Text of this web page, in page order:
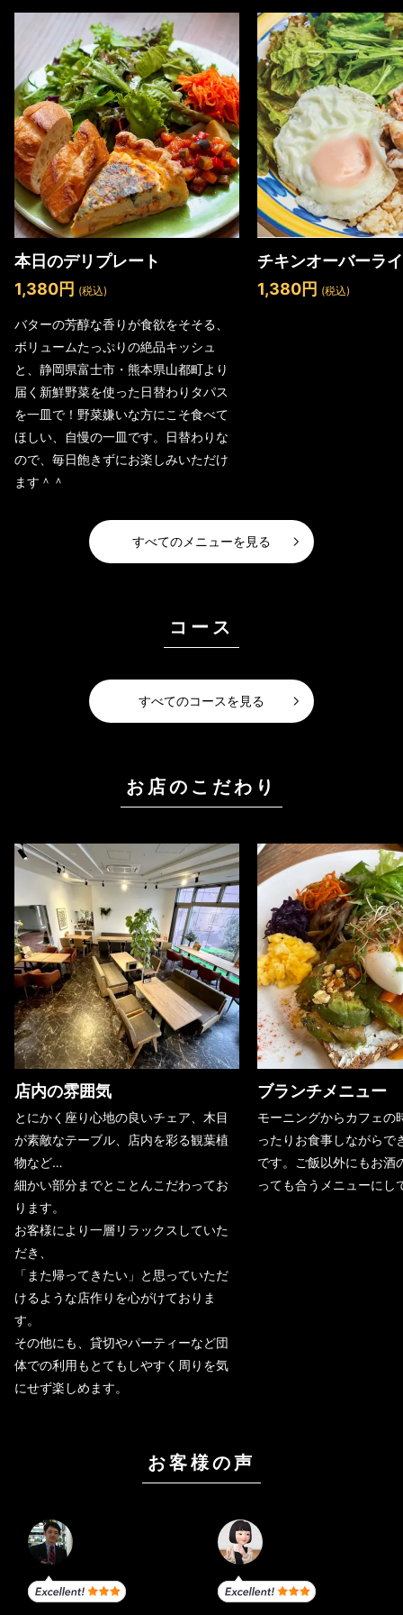
本日のデリプレート
1,380円 (税込)
バターの芳醇な香りが食欲をそそる、
ボリュームたっぷりの絶品キッシュ
と、静岡県富士市・熊本県山都町より
届く新鮮野菜を使った日替わりタパス
を一皿で！野菜嫌いな方にこそ食べて
ほしい、自慢の一皿です。日替わりな
ので、毎日飽きずにお楽しみいただけ
ます＾＾
チキンオーバーラ
1,380円 (税込)
すべてのメニューを見る
コース
すべてのコースを見る
お店のこだわり
店内の雰囲気
とにかく座り心地の良いチェア、木目
が素敵なテーブル、店内を彩る観葉植
物など…
細かい部分までとことんこだわってお
ります。
お客様により一層リラックスしていた
だき、
「また帰ってきたい」と思っていただ
けるような店作りを心がけておりま
す。
その他にも、貸切やパーティーなど団
体での利用もとてもしやすく周りを気
にせず楽しめます。
ブランチメニュー
モーニングからカフェの
ったりお食事しながらで
です。ご飯以外にもお酒
っても合うメニューにし
お客様の声